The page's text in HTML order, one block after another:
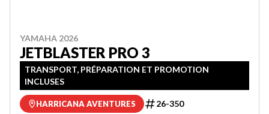
YAMAHA 2026
JETBLASTER PRO 3
TRANSPORT, PRÉPARATION ET PROMOTION
INCLUSES
HARRICANA AVENTURES 26-350